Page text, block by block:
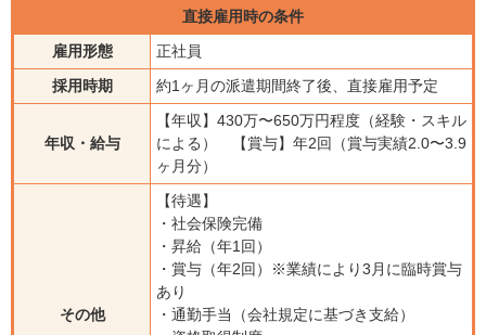
直接雇用時の条件
雇用形態
正社員
採用時期
約1ヶ月の派遣期間終了後、直接雇用予定
年収・給与
【年収】430万〜650万円程度（経験・スキル
による） 【賞与】年2回（賞与実績2.0〜3.9
ヶ月分）
その他
【待遇】
・社会保険完備
・昇給（年1回）
・賞与（年2回）※業績により3月に臨時賞与
あり
・通勤手当（会社規定に基づき支給）